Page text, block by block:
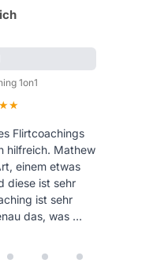
1on1
5 von 5 Sternen
Flirtcoachings
hilfreich. Mathew
einem etwas
diese ist sehr
ist sehr
das, was …